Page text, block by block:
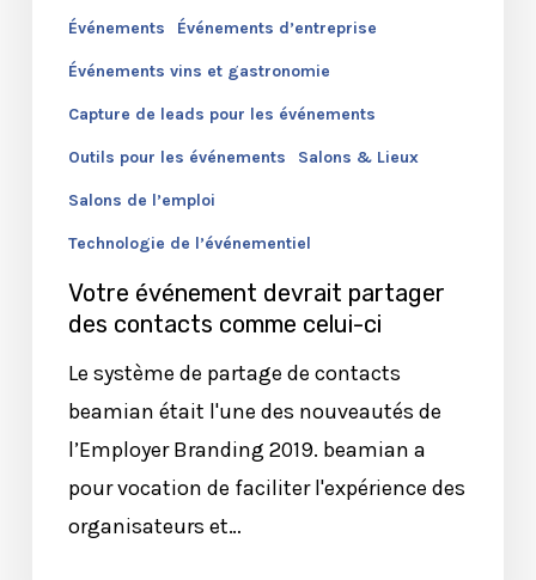
Événements Événements d’entreprise
Événements vins et gastronomie
Capture de leads pour les événements
Outils pour les événements Salons & Lieux
Salons de l’emploi
Technologie de l’événementiel
Votre événement devrait partager
des contacts comme celui-ci
Le système de partage de contacts
beamian était l'une des nouveautés de
l’Employer Branding 2019. beamian a
pour vocation de faciliter l'expérience des
organisateurs et…